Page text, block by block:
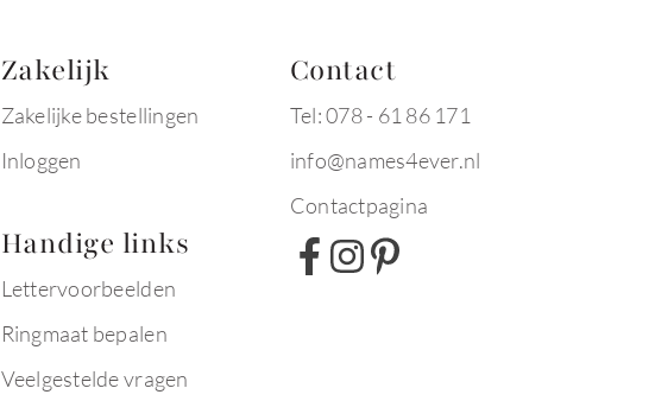
Zakelijk
Zakelijke bestellingen
Inloggen
Handige links
Lettervoorbeelden
Ringmaat bepalen
Veelgestelde vragen
Contact
Tel: 078 - 61 86 171
info@names4ever.nl
Contactpagina